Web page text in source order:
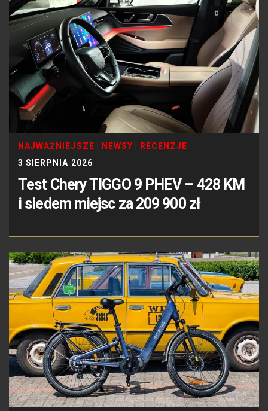
NAJWAŻNIEJSZE NEWSY
RECENZJE
3 SIERPNIA 2026
Test Chery TIGGO 9 PHEV – 428 KM
i siedem miejsc za 209 900 zł